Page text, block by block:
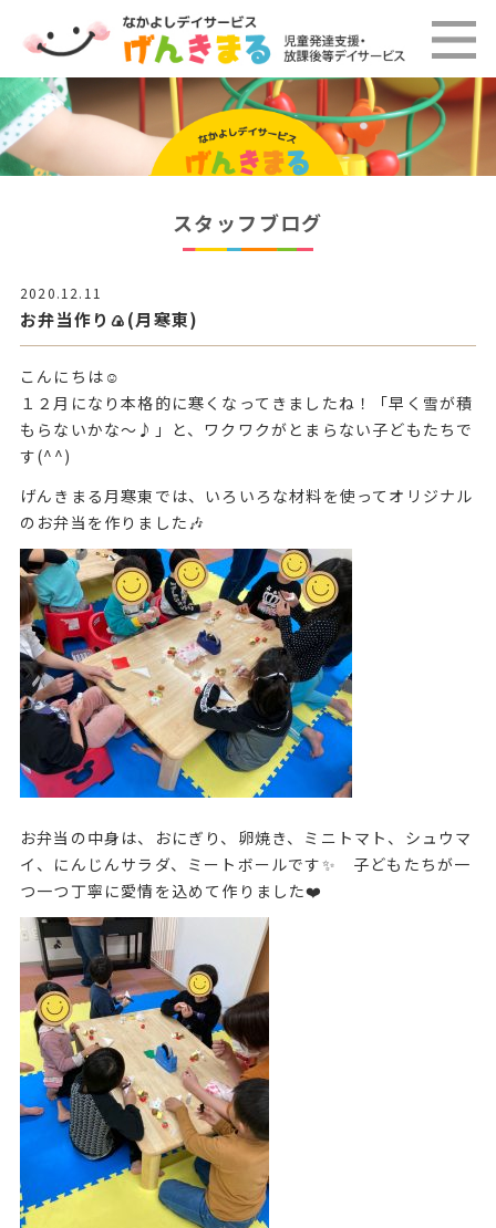
スタッフブログ
2020.12.11
お弁当作り🍙(月寒東)
こんにちは☺️
１２月になり本格的に寒くなってきましたね！「早く雪が積
もらないかな〜♪」と、ワクワクがとまらない子どもたちで
す(^^)
げんきまる月寒東では、いろいろな材料を使ってオリジナル
のお弁当を作りました🎶
お弁当の中身は、おにぎり、卵焼き、ミニトマト、シュウマ
イ、にんじんサラダ、ミートボールです✨ 子どもたちが一
つ一つ丁寧に愛情を込めて作りました❤️